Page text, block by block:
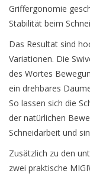
zu den besten
Kasho Desinfektion-
Scherenpflege
Geschenkgutscheine
Griffergonomie
Stabilität beim
Das Resultat sind
Variationen. Die
des Wortes
ein drehbares
So lassen sich die
der natürlichen
Schneidarbeit und
Zusätzlich zu den
zwei praktische